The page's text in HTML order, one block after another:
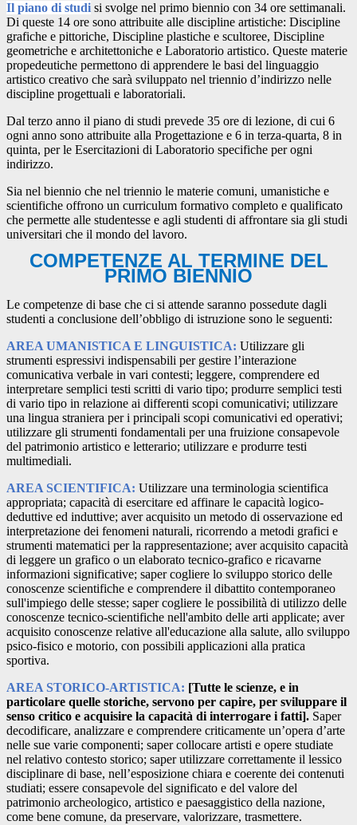
Il piano di studi si svolge nel primo biennio con 34 ore settimanali.
Di queste 14 ore sono attribuite alle discipline artistiche: Discipline
grafiche e pittoriche, Discipline plastiche e scultoree, Discipline
geometriche e architettoniche e Laboratorio artistico. Queste materie
propedeutiche permettono di apprendere le basi del linguaggio
artistico creativo che sarà sviluppato nel triennio d’indirizzo nelle
discipline progettuali e laboratoriali.
Dal terzo anno il piano di studi prevede 35 ore di lezione, di cui 6
ogni anno sono attribuite alla Progettazione e 6 in terza-quarta, 8 in
quinta, per le Esercitazioni di Laboratorio specifiche per ogni
indirizzo.
Sia nel biennio che nel triennio le materie comuni, umanistiche e
scientifiche offrono un curriculum formativo completo e qualificato
che permette alle studentesse e agli studenti di affrontare sia gli studi
universitari che il mondo del lavoro.
COMPETENZE AL TERMINE DEL
PRIMO BIENNIO
Le competenze di base che ci si attende saranno possedute dagli
studenti a conclusione dell’obbligo di istruzione sono le seguenti:
AREA UMANISTICA E LINGUISTICA: Utilizzare gli
strumenti espressivi indispensabili per gestire l’interazione
comunicativa verbale in vari contesti; leggere, comprendere ed
interpretare semplici testi scritti di vario tipo; produrre semplici testi
di vario tipo in relazione ai differenti scopi comunicativi; utilizzare
una lingua straniera per i principali scopi comunicativi ed operativi;
utilizzare gli strumenti fondamentali per una fruizione consapevole
del patrimonio artistico e letterario; utilizzare e produrre testi
multimediali.
AREA SCIENTIFICA: Utilizzare una terminologia scientifica
appropriata; capacità di esercitare ed affinare le capacità logico-
deduttive ed induttive; aver acquisito un metodo di osservazione ed
interpretazione dei fenomeni naturali, ricorrendo a metodi grafici e
strumenti matematici per la rappresentazione; aver acquisito capacità
di leggere un grafico o un elaborato tecnico-grafico e ricavarne
informazioni significative; saper cogliere lo sviluppo storico delle
conoscenze scientifiche e comprendere il dibattito contemporaneo
sull'impiego delle stesse; saper cogliere le possibilità di utilizzo delle
conoscenze tecnico-scientifiche nell'ambito delle arti applicate; aver
acquisito conoscenze relative all'educazione alla salute, allo sviluppo
psico-fisico e motorio, con possibili applicazioni alla pratica
sportiva.
AREA STORICO-ARTISTICA: [Tutte le scienze, e in
particolare quelle storiche, servono per capire, per sviluppare il
senso critico e acquisire la capacità di interrogare i fatti]. Saper
decodificare, analizzare e comprendere criticamente un’opera d’arte
nelle sue varie componenti; saper collocare artisti e opere studiate
nel relativo contesto storico; saper utilizzare correttamente il lessico
disciplinare di base, nell’esposizione chiara e coerente dei contenuti
studiati; essere consapevole del significato e del valore del
patrimonio archeologico, artistico e paesaggistico della nazione,
come bene comune, da preservare, valorizzare, trasmettere.